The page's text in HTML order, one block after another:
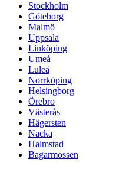
Stockholm
Göteborg
Malmö
Uppsala
Linköping
Umeå
Luleå
Norrköping
Helsingborg
Örebro
Västerås
Hägersten
Nacka
Halmstad
Bagarmossen